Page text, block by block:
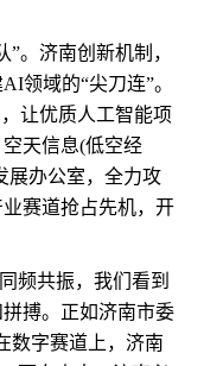
济南创新机制，
领域的“尖刀连”。
让优质人工智能项
天信息(低空经
展办公室，全力攻
赛道抢占先机，开
频共振，我们看到
搏。正如济南市委
数字赛道上，济南